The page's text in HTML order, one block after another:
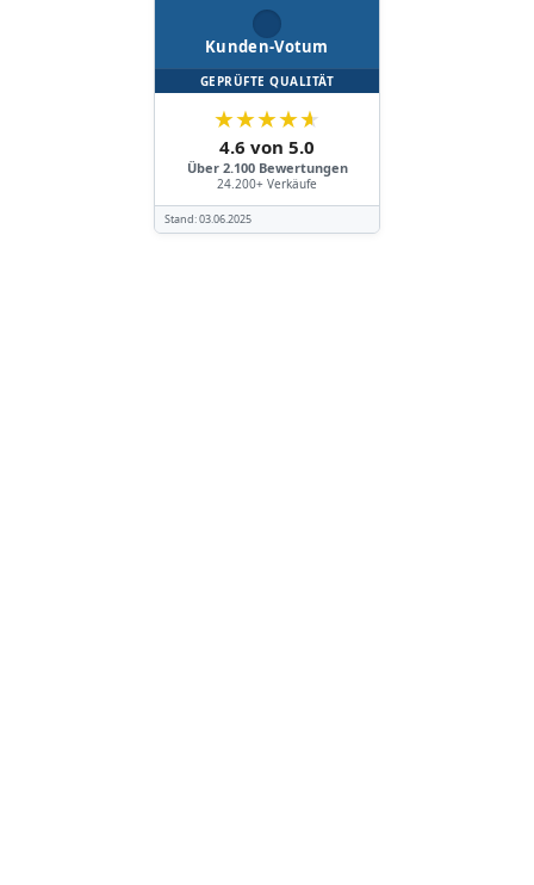
Kunden-Votum
GEPRÜFTE QUALITÄT
★★★★★
4.6 von 5.0
Über 2.100 Bewertungen
24.200+ Verkäufe
Stand:03.06.2025